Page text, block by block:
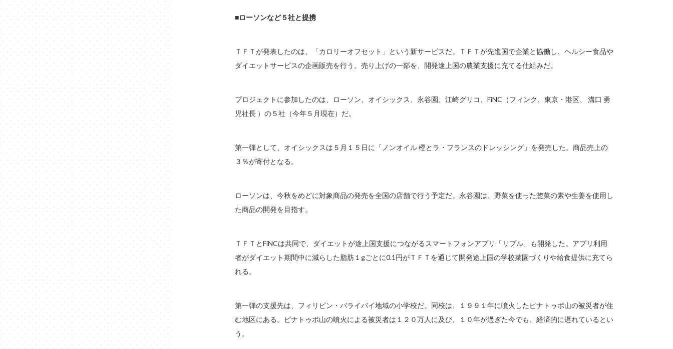
■ローソンなど５社と提携
ＴＦＴが発表したのは、「カロリーオフセット」という新サービスだ。ＴＦＴが先進国で企業と協働し、ヘルシー食品や
ダイエットサービスの企画販売を行う。売り上げの一部を、開発途上国の農業支援に充てる仕組みだ。
プロジェクトに参加したのは、ローソン、オイシックス、永谷園、江崎グリコ、FiNC（フィンク、東京・港区、 溝口 勇
児社長 ）の５社（今年５月現在）だ。
第一弾として、オイシックスは５月１５日に「ノンオイル 橙とラ・フランスのドレッシング」を発売した。商品売上の
３％が寄付となる。
ローソンは、今秋をめどに対象商品の発売を全国の店舗で行う予定だ。永谷園は、野菜を使った惣菜の素や生姜を使用し
た商品の開発を目指す。
ＴＦＴとFiNCは共同で、ダイエットが途上国支援につながるスマートフォンアプリ「リプル」も開発した。アプリ利用
者がダイエット期間中に減らした脂肪１gごとに0.1円がＴＦＴを通じて開発途上国の学校菜園づくりや給食提供に充てら
れる。
第一弾の支援先は、フィリピン・バライバイ地域の小学校だ。同校は、１９９１年に噴火したピナトゥボ山の被災者が住
む地区にある。ピナトゥボ山の噴火による被災者は１２０万人に及び、１０年が過ぎた今でも、経済的に遅れているとい
う。